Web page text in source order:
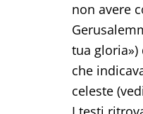
non avere
tua
che
celeste